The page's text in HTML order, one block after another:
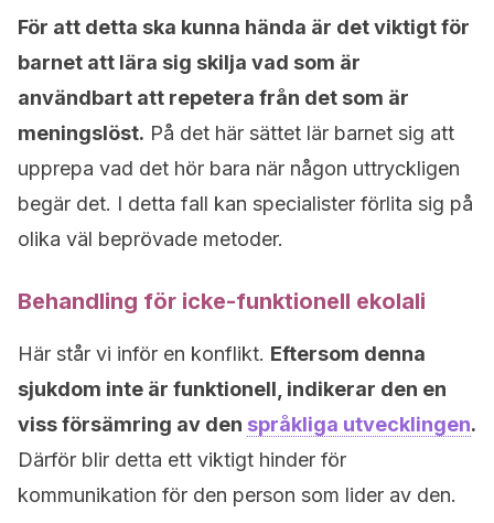
För att detta ska kunna hända är det viktigt för
barnet att lära sig skilja vad som är
användbart att repetera från det som är
meningslöst. På det här sättet lär barnet sig att
upprepa vad det hör bara när någon uttryckligen
begär det. I detta fall kan specialister förlita sig på
olika väl beprövade metoder.
Behandling för icke-funktionell ekolali
Här står vi inför en konflikt. Eftersom denna
sjukdom inte är funktionell, indikerar den en
viss försämring av den språkliga utvecklingen.
Därför blir detta ett viktigt hinder för
kommunikation för den person som lider av den.